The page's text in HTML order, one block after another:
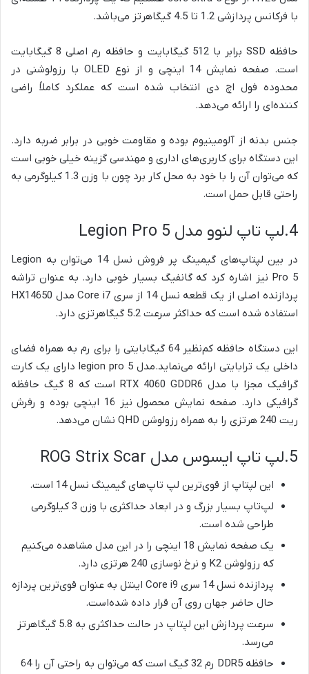
با فرکانس پردازشی 1.2 تا 4.5 گیگاهرتز می‌باشد.
حافظه SSD برابر با 512 گیگابایت و حافظه رم اصلی 8 گیگابایت
است. صفحه نمایش 14 اینچی و از نوع OLED با رزولوشنی در
محدوده فول اچ دی انتخاب شده است که عملکرد کاملاً راضی
کننده‌ای را ارائه می‌دهد.
جنس بدنه از آلومینیوم بوده و مقاومت خوبی در برابر ضربه دارد.
این دستگاه برای کاربری‌های اداری و مهندسی گزینه خیلی خوبی است
که می‌توان آن را با خود به محل کار برد چون با وزن 1.3 کیلوگرمی به
راحتی قابل حمل است.
4.لپ تاپ لنوو مدل Legion Pro 5
در بین لپتاپ‌های گیمینگ پر فروش نسل 14 می‌توان به Legion
Pro 5 نیز اشاره کرد که گانفیگ بسیار خوبی دارد. به عنوان تراشه
پردازنده اصلی از یک قطعه نسل 14 از سری Core i7 مدل HX14650
استفاده شده است که حداکثر سرعت 5.2 گیگاهرتزی دارد.
این دستگاه حافظه کم‌نظیر 64 گیگابایتی را برای رم به همراه فضای
داخلی یک ترابایتی ارائه می‌نماید.مدل legion pro 5 دارای یک کارت
گرافیک مجزا با مدل RTX 4060 GDDR6 است که 8 گیگ حافظه
گرافیکی دارد. صفحه نمایش محصول نیز 16 اینچی بوده و رفرش
ریت 240 هرتزی را به همراه رزولوشن QHD نشان می‌دهد.
5.لپ تاپ ایسوس مدل ROG Strix Scar
این لپتاپ از قوی‌ترین لپ تاپ‌های گیمینگ نسل 14 است.
لپ‌تاپ بسیار بزرگ و در ابعاد حداکثری با وزن 3 کیلوگرمی
طراحی شده است‌.
یک صفحه نمایش 18 اینچی را در این مدل مشاهده می‌کنیم
که رزولوشن K2 و نرخ نوسازی 240 هرتزی دارد.
پردازنده نسل 14 سری Core i9 اینتل به عنوان قوی‌ترین پردازه
حال حاضر جهان روی آن قرار داده شده‌است.
سرعت پردازش این لپتاپ در حالت حداکثری به 5.8 گیگاهرتز
می‌رسد.
حافظه DDR5 رم 32 گیگ است که می‌توان به راحتی آن را 64